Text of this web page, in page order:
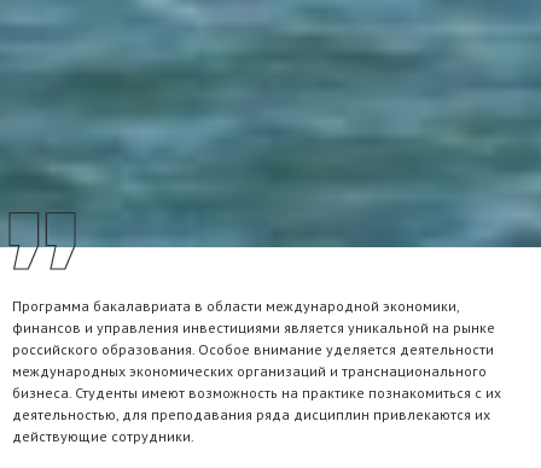
Программа бакалавриата в области международной экономики,
финансов и управления инвестициями является уникальной на рынке
российского образования. Особое внимание уделяется деятельности
международных экономических организаций и транснационального
бизнеса. Студенты имеют возможность на практике познакомиться с их
деятельностью, для преподавания ряда дисциплин привлекаются их
действующие сотрудники.